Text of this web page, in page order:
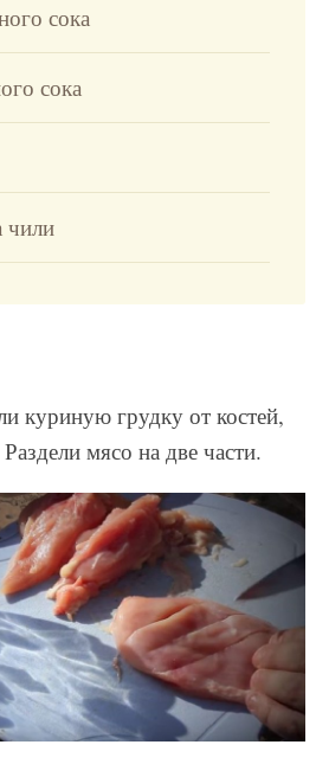
сока
сока
чили
куриную грудку от костей,
мясо на две части.